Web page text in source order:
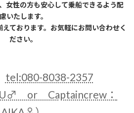
女性の方も安心して乗船できるよう配
慮いたします。
ております。お気軽にお問い合わせく
ださい。
tel:080-8038-2357
or Captaincrew：